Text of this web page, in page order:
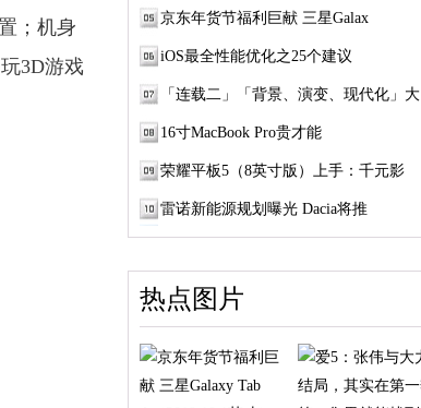
；机身
3D游戏
京东年货节福利巨献 三星Galax
iOS最全性能优化之25个建议
「连载二」「背景、演变、现代化」大
16寸MacBook Pro贵才能
荣耀平板5（8英寸版）上手：千元影
雷诺新能源规划曝光 Dacia将推
热点图片